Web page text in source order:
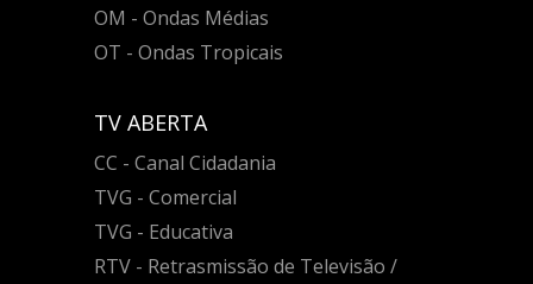
OM - Ondas Médias
OT - Ondas Tropicais
TV ABERTA
CC - Canal Cidadania
TVG - Comercial
TVG - Educativa
RTV - Retrasmissão de Televisão /